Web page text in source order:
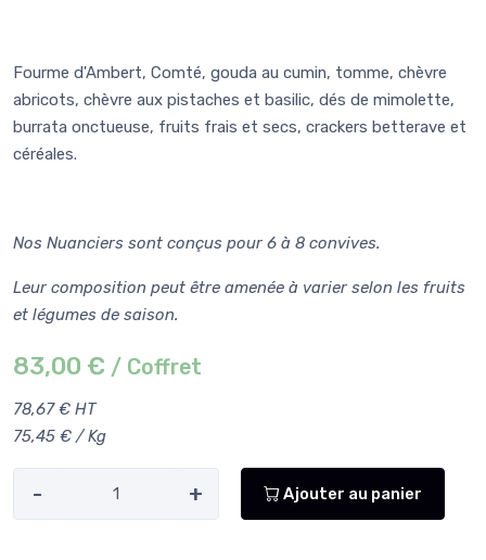
Fourme d'Ambert, Comté, gouda au cumin, tomme, chèvre
abricots, chèvre aux pistaches et basilic, dés de mimolette,
burrata onctueuse, fruits frais et secs, crackers betterave et
céréales.
Nos Nuanciers sont conçus pour 6 à 8 convives.
Leur composition peut être amenée à varier selon les fruits
et légumes de saison.
83,00 € / Coffret
78,67 € HT
75,45 € / Kg
- + Ajouter au panier